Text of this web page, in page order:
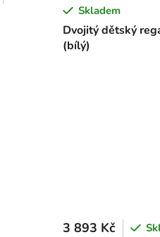
Dvojitý dětský
(bílý)
Skladem
3 893 Kč